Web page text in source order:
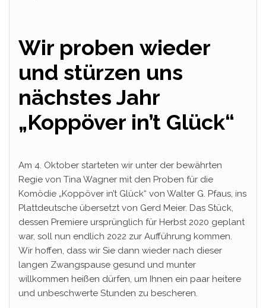
Wir proben wieder
und stürzen uns
nächstes Jahr
„Koppöver in’t Glück“
Am 4. Oktober starteten wir unter der bewährten
Regie von Tina Wagner mit den Proben für die
Komödie „Koppöver in’t Glück“ von Walter G. Pfaus, ins
Plattdeutsche übersetzt von Gerd Meier. Das Stück,
dessen Premiere ursprünglich für Herbst 2020 geplant
war, soll nun endlich 2022 zur Aufführung kommen.
Wir hoffen, dass wir Sie dann wieder nach dieser
langen Zwangspause gesund und munter
willkommen heißen dürfen, um Ihnen ein paar heitere
und unbeschwerte Stunden zu bescheren.